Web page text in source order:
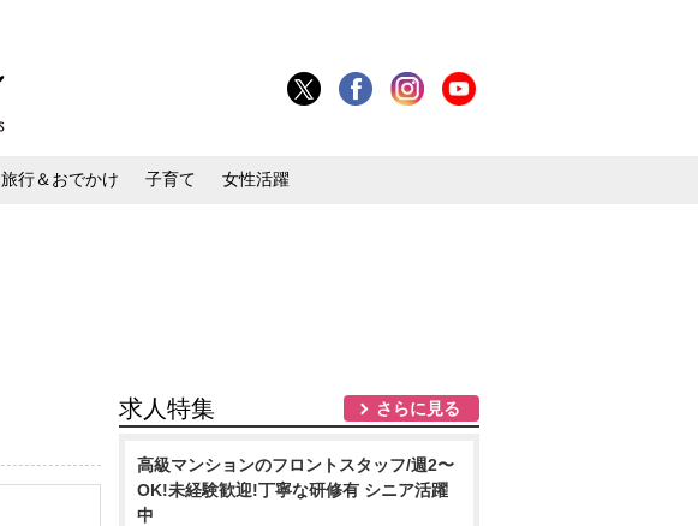
旅行＆おでかけ 子育て 女性活躍
求人特集 さらに見る
⾼級マンションのフロントスタッフ/週2〜
OK!未経験歓迎!丁寧な研修有 シニア活躍
中